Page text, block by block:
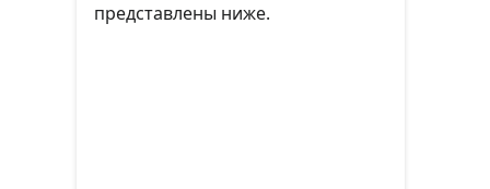
представлены ниже.